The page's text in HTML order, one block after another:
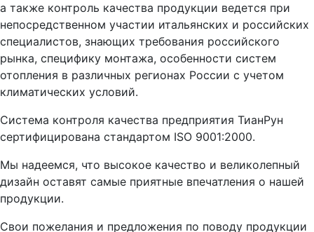
а также контроль качества продукции ведется при
непо­средственном участии итальянских и российских
специалистов, знающих требования российского
рынка, специфику мон­тажа, особенности систем
отопления в различных регионах России с учетом
климати­ческих условий.
Система контроля качества предприятия ТианРун
сертифицирована стандартом ISO 9001:2000.
Мы надеемся, что высокое качество и великолепный
дизайн оставят самые приятные впечатления о нашей
про­дукции.
Свои пожелания и предложения по поводу продукции